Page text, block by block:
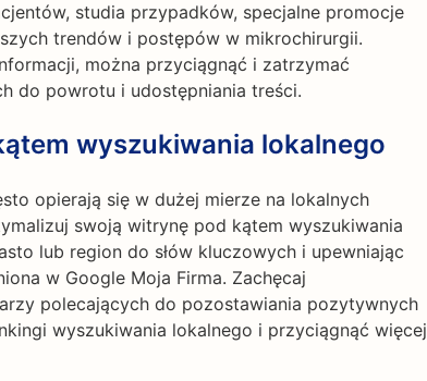
studia przypadków, specjalne promocje
trendów i postępów w mikrochirurgii.
można przyciągnąć i zatrzymać
do powrotu i udostępniania treści.
wyszukiwania lokalnego
opierają się w dużej mierze na lokalnych
swoją witrynę pod kątem wyszukiwania
lub region do słów kluczowych i upewniając
w Google Moja Firma. Zachęcaj
polecających do pozostawiania pozytywnych
wyszukiwania lokalnego i przyciągnąć więcej